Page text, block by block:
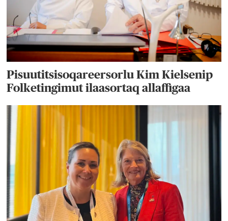
Pisuutitsisoqareersorlu Kim Kielsenip
Folketingimut ilaasortaq allaffigaa